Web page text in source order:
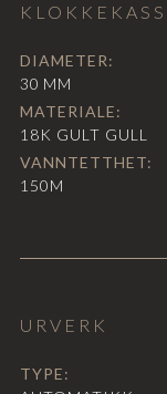
DIAMETER:
30 MM
MATERIALE:
18K GULT GULL
VANNTETTHET:
150M
URVERK
TYPE: